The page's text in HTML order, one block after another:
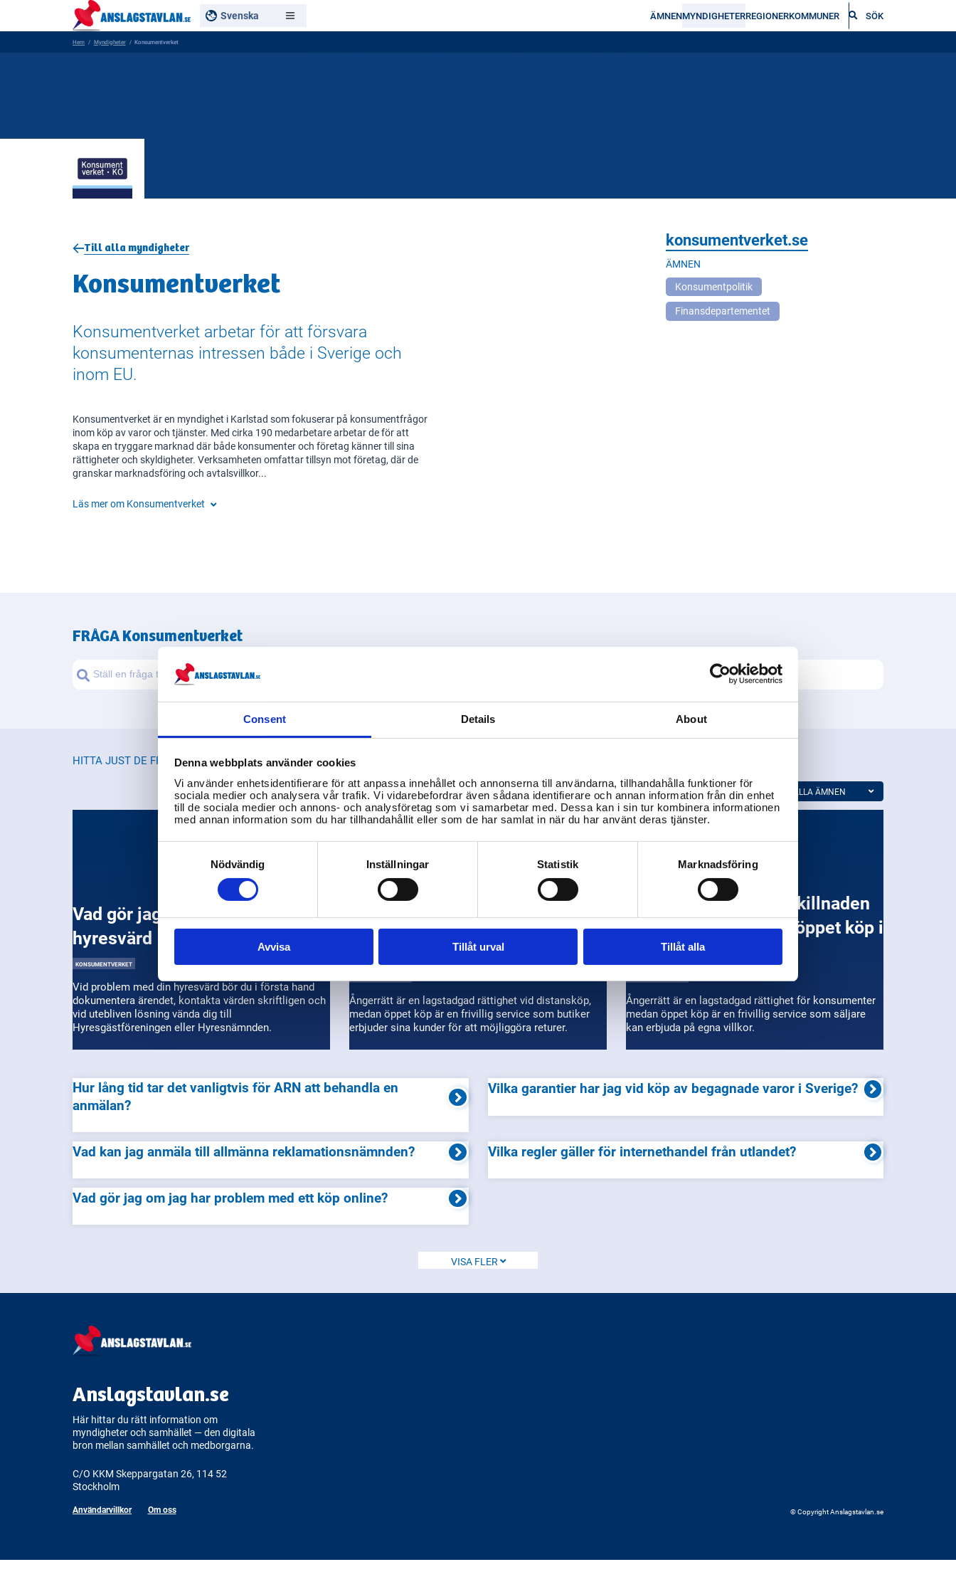
Consent Details About
Denna webbplats använder cookies
Vi använder enhetsidentifierare för att anpassa innehållet och annonserna till användarna, tillhandahålla funktioner för
sociala medier och analysera vår trafik. Vi vidarebefordrar även sådana identifierare och annan information från din enhet
till de sociala medier och annons- och analysföretag som vi samarbetar med. Dessa kan i sin tur kombinera informationen
med annan information som du har tillhandahållit eller som de har samlat in när du har använt deras tjänster.
Nödvändig Inställningar Statistik Marknadsföring
Avvisa Tillåt urval Tillåt alla
Svenska ÄMNENMYNDIGHETERREGIONERKOMMUNER SÖK
Hem Myndigheter Konsumentverket
Till alla myndigheter
Konsumentverket
Konsumentverket arbetar för att försvara
konsumenternas intressen både i Sverige och
inom EU.
Konsumentverket är en myndighet i Karlstad som fokuserar på konsumentfrågor
inom köp av varor och tjänster. Med cirka 190 medarbetare arbetar de för att
skapa en tryggare marknad där både konsumenter och företag känner till sina
rättigheter och skyldigheter. Verksamheten omfattar tillsyn mot företag, där de
granskar marknadsföring och avtalsvillkor...
Läs mer om Konsumentverket
konsumentverket.se
ÄMNEN
Konsumentpolitik
Finansdepartementet
FRÅGAKonsumentverket
HITTA JUST DE FRÅGOR DU LETAR EFTER
ALLA ÄMNEN
Vad gör jag vid problem med
hyresvärd
KONSUMENTVERKET
Vid problem med din hyresvärd bör du i första hand
dokumentera ärendet, kontakta värden skriftligen och
vid utebliven lösning vända dig till
Hyresgästföreningen eller Hyresnämnden.
Vad är skillnaden mellan
ångerrätt och öppet köp?
Ångerrätt är en lagstadgad rättighet vid distansköp,
medan öppet köp är en frivillig service som butiker
erbjuder sina kunder för att möjliggöra returer.
mellan ångerrätt och öppet köp i
Sverige?
Ångerrätt är en lagstadgad rättighet för konsumenter
medan öppet köp är en frivillig service som säljare
kan erbjuda på egna villkor.
Hur lång tid tar det vanligtvis för ARN att behandla en
anmälan?
Vilka garantier har jag vid köp av begagnade varor i Sverige?
Vad kan jag anmäla till allmänna reklamationsnämnden? Vilka regler gäller för internethandel från utlandet?
Vad gör jag om jag har problem med ett köp online?
VISA FLER
Anslagstavlan.se
Här hittar du rätt information om
myndigheter och samhället — den digitala
bron mellan samhället och medborgarna.
C/O KKM Skeppargatan 26, 114 52
Stockholm
Användarvillkor Om oss © Copyright Anslagstavlan.se